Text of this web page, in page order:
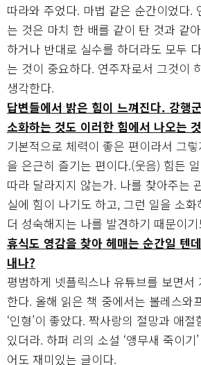
따라와 주었다. 마법 같은 순간이었다.
는 것은 마치 한 배를 같이 탄 것과 같
하거나 반대로 실수를 하더라도 모두
는 것이 중요하다. 연주자로서 그것이
생각한다.
답변들에서 밝은 힘이 느껴진다. 강행
소화하는 것도 이러한 힘에서 나오는
기본적으로 체력이 좋은 편이라서 그
을 은근히 즐기는 편이다.(웃음) 힘든
따라 달라지지 않는가. 나를 찾아주는
실에 힘이 나기도 하고, 그런 일을 소
더 성숙해지는 나를 발견하기 때문이
휴식도 영감을 찾아 헤매는 순간일 텐
내나?
평범하게 넷플릭스나 유튜브를 보면서
한다. 올해 읽은 책 중에서는 볼레스와
‘인형’이 좋았다. 짝사랑의 절망과 애
있더라. 하퍼 리의 소설 ‘앵무새 죽이기
어도 재미있는 글이다.